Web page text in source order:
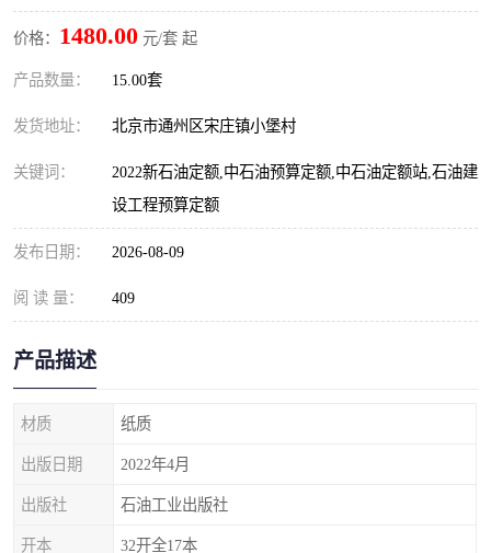
价格： 1480.00 元/套 起
产品数量： 15.00套
发货地址： 北京市通州区宋庄镇小堡村
关键词：
2022新石油定额,中石油预算定额,中石油定额站,石油建
设工程预算定额
发布日期： 2026-08-09
阅 读 量： 409
产品描述
材质 纸质
出版日期 2022年4月
出版社 石油工业出版社
开本 32开全17本
信息通信建设工程预算定
额
火力发电机组检修定额
湖北建设工程消耗量定额
煤炭建设工程预算定额 钢铁检修工程预算定额
黄金矿山工程预算定额 冶金工业矿山建设工程预
算定额2
冶金工业建设工程预算定
额
人防工程预算定额
电子工程概预算定额
疏浚工程预算定额
福建建设工程预算定额